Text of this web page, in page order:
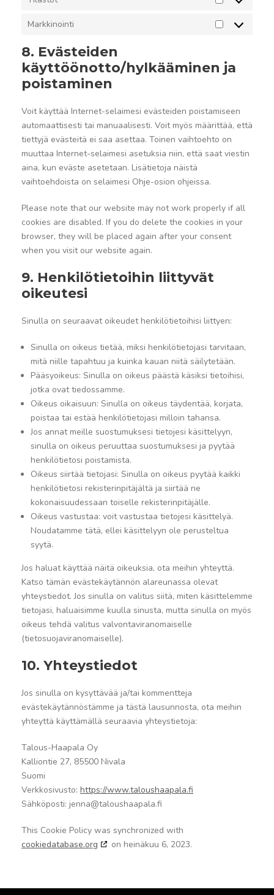
e
a
i
a
s
t
Markkinointi
r
k
n
o
i
n
8. Evästeiden
käyttöönotto/hylkääminen ja
poistaminen
Voit käyttää Internet-selaimesi evästeiden poistamiseen
automaattisesti tai manuaalisesti. Voit myös määrittää, että
tiettyjä evästeitä ei saa asettaa. Toinen vaihtoehto on
muuttaa Internet-selaimesi asetuksia niin, että saat viestin
aina, kun eväste asetetaan. Lisätietoja näistä
vaihtoehdoista on selaimesi Ohje-osion ohjeissa.
Please note that our website may not work properly if all
cookies are disabled. If you do delete the cookies in your
browser, they will be placed again after your consent
when you visit our website again.
9. Henkilötietoihin liittyvät
oikeutesi
Sinulla on seuraavat oikeudet henkilötietoihisi liittyen:
Sinulla on oikeus tietää, miksi henkilötietojasi tarvitaan,
mitä niille tapahtuu ja kuinka kauan niitä säilytetään.
Pääsyoikeus: Sinulla on oikeus päästä käsiksi tietoihisi,
jotka ovat tiedossamme.
Oikeus oikaisuun: Sinulla on oikeus täydentää, korjata,
poistaa tai estää henkilötietojasi milloin tahansa.
Jos annat meille suostumuksesi tietojesi käsittelyyn,
sinulla on oikeus peruuttaa suostumuksesi ja pyytää
henkilötietosi poistamista.
Oikeus siirtää tietojasi: Sinulla on oikeus pyytää kaikki
henkilötietosi rekisterinpitäjältä ja siirtää ne
kokonaisuudessaan toiselle rekisterinpitäjälle.
Oikeus vastustaa: voit vastustaa tietojesi käsittelyä.
Noudatamme tätä, ellei käsittelyyn ole perusteltua
syytä.
Jos haluat käyttää näitä oikeuksia, ota meihin yhteyttä.
Katso tämän evästekäytännön alareunassa olevat
yhteystiedot. Jos sinulla on valitus siitä, miten käsittelemme
tietojasi, haluaisimme kuulla sinusta, mutta sinulla on myös
oikeus tehdä valitus valvontaviranomaiselle
(tietosuojaviranomaiselle).
10. Yhteystiedot
Jos sinulla on kysyttävää ja/tai kommentteja
evästekäytännöstämme ja tästä lausunnosta, ota meihin
yhteyttä käyttämällä seuraavia yhteystietoja:
Talous-Haapala Oy
Kalliontie 27, 85500 Nivala
Suomi
Verkkosivusto: https://www.taloushaapala.fi
Sähköposti: if.alapaahsuolat@annej
This Cookie Policy was synchronized with
cookiedatabase.org
on heinäkuu 6, 2023.